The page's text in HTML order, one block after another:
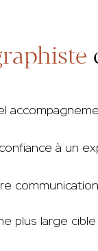
à un
plus large